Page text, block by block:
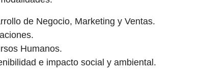
de Negocio, Marketing y Ventas.
Humanos.
e impacto social y ambiental.